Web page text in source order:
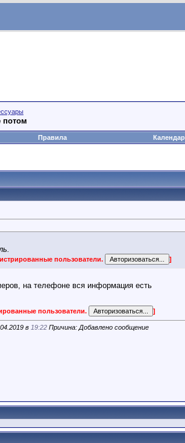
потом
Правила
пользователи. ]
на телефоне вся информация есть
пользователи. ]
в 19:22 Причина: Добавлено сообщение